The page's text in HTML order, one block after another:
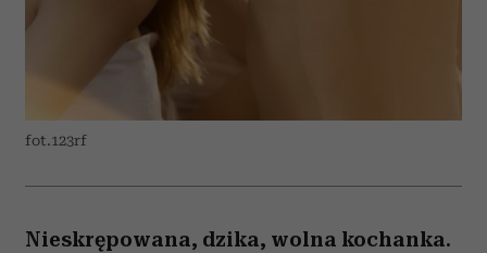
fot.123rf
Nieskrępowana, dzika, wolna kochanka.